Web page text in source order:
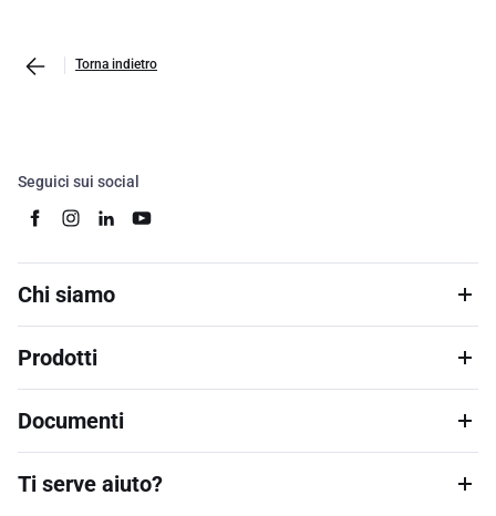
Torna indietro
Seguici sui social
Chi siamo
Prodotti
Documenti
Ti serve aiuto?